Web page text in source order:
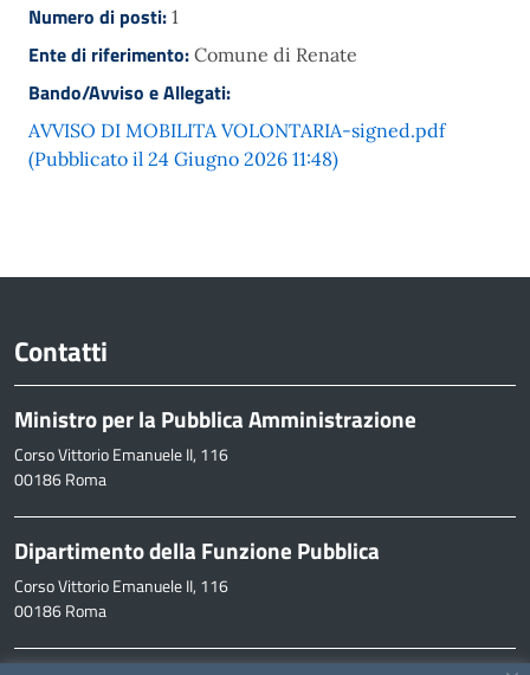
Numero di posti: 1
Ente di riferimento: Comune di Renate
Bando/Avviso e Allegati:
AVVISO DI MOBILITA VOLONTARIA-signed.pdf
(Pubblicato il 24 Giugno 2026 11:48)
Contatti
Ministro per la Pubblica Amministrazione
Corso Vittorio Emanuele II, 116
00186 Roma
Dipartimento della Funzione Pubblica
Corso Vittorio Emanuele II, 116
00186 Roma